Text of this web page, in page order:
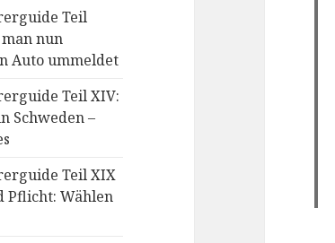
Teil
nun
Auto ummeldet
Teil XIV:
Schweden –
Teil XIX
Pflicht: Wählen